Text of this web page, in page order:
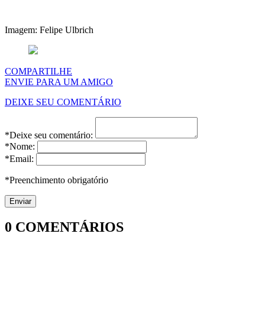
Imagem: Felipe Ulbrich
COMPARTILHE
ENVIE PARA UM AMIGO
DEIXE SEU COMENTÁRIO
*Deixe seu comentário:
*Nome:
*Email:
*Preenchimento obrigatório
0 COMENTÁRIOS